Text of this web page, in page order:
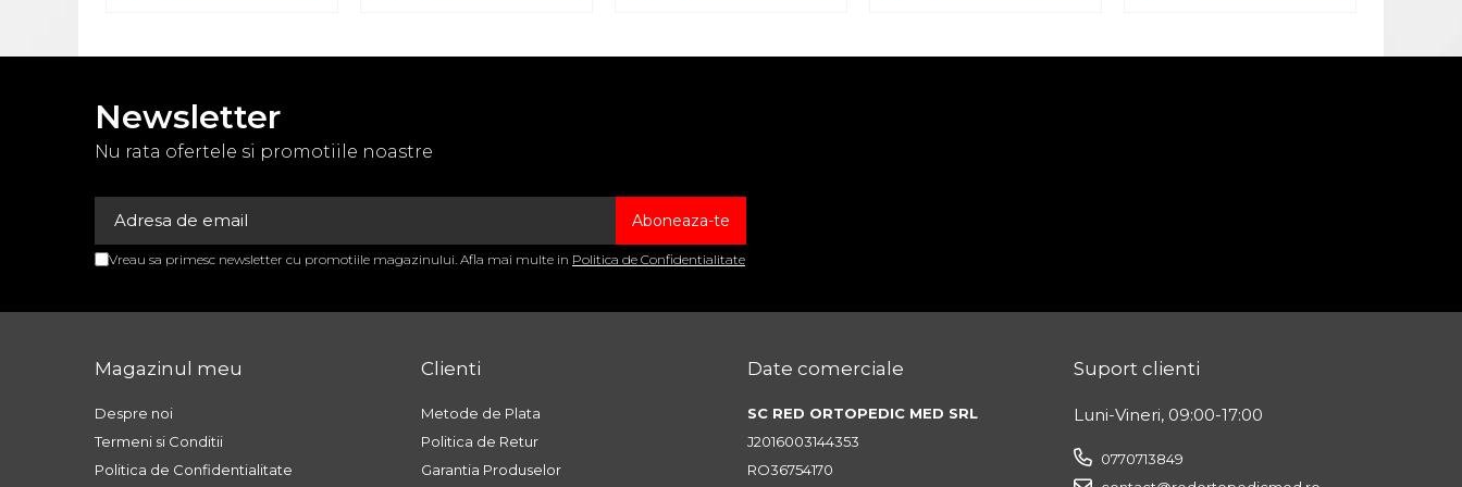
APARATE AEROSOLI
APARATE
ELECTROSTIMULARE
GAMA BEURER
OXIGENOTERAPIE
STETOSCOAPE
STETOSCOAPE LITTMANN
Newsletter
Nu rata ofertele si promotiile noastre
Vreau sa primesc newsletter cu promotiile magazinului. Afla mai multe in Politica de Confidentialitate
Magazinul meu
Despre noi
Termeni si Conditii
Politica de Confidentialitate
Clienti
Metode de Plata
Politica de Retur
Garantia Produselor
Date comerciale
SC RED ORTOPEDIC MED SRL
J2016003144353
RO36754170
Suport clienti
Luni-Vineri, 09:00-17:00
0770713849